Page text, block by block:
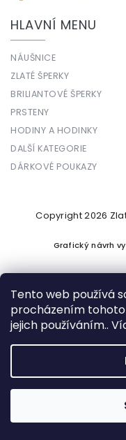
Tento web používá
procházením tohoto
jejich používáním..
HLAVNÍ MENU
NÁUŠNICE
ZLATÉ ŠPERKY
BRILIANTOVÉ ŠPERKY
PRSTENY
HODINY A HODINKY
DALŠÍ KATEGORIE
DÁRKOVÉ POUKAZY
Copyright 2026
Grafický návrh
Podle zákona o
kupujícímu účtenku.
tržbu u správce daně
pak